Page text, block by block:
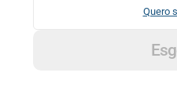
Quero